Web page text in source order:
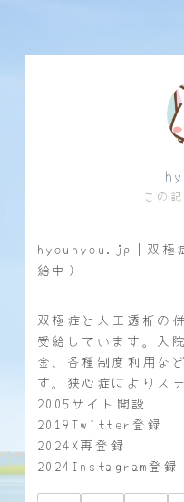
この
hyouhyou.jp｜双極
給中）
双極症と人工透析の
受給しています。入
金、各種制度利用な
す。狭心症によりス
2005サイト開設
2019Twitter登録
2024X再登録
2024Instagram登録